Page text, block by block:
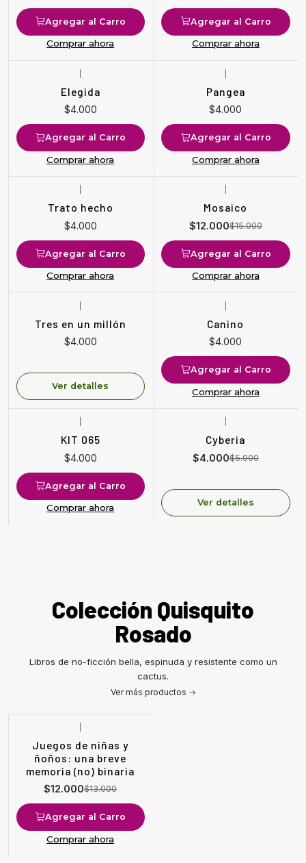
Agregar al Carro
Comprar ahora
Agregar al Carro
Comprar ahora
Elegida
$4.000
Agregar al Carro
Comprar ahora
Pangea
$4.000
Agregar al Carro
Comprar ahora
Trato hecho
$4.000
Agregar al Carro
Comprar ahora
Mosaico
$12.000$15.000
Agregar al Carro
Comprar ahora
Tres en un millón
$4.000
Ver detalles
Canino
$4.000
Agregar al Carro
Comprar ahora
KIT 065
$4.000
Agregar al Carro
Comprar ahora
Cyberia
$4.000$5.000
Ver detalles
Colección Quisquito
Rosado
Libros de no-ficción bella, espinuda y resistente como un
cactus.
Ver más productos
Juegos de niñas y
ñoños: una breve
memoria (no) binaria
$12.000$13.000
Agregar al Carro
Comprar ahora